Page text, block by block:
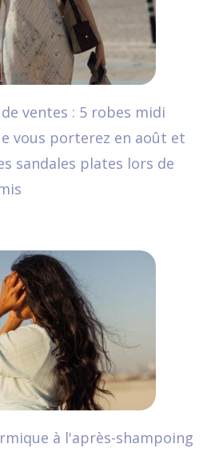
ventes : 5 robes midi
vous porterez en août et
sandales plates lors de
à l'après-shampoing